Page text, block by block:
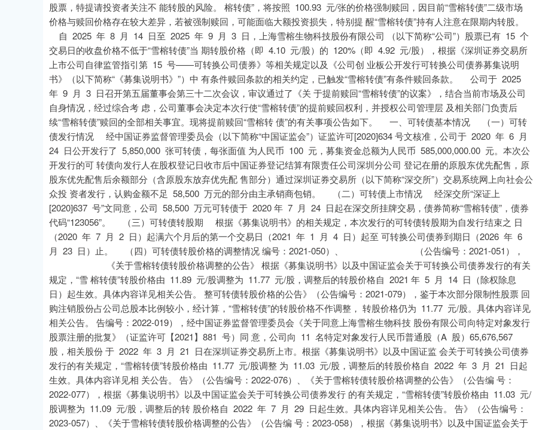
股票，特提请投资者关注不 能转股的风险。 榕转债”，将按照 100.93 元/张的价格强制赎回，因目前“雪榕转债”二级市场
价格与赎回价格存在较大差异，若被强制赎回，可能面临大额投资损失，特别提 醒“雪榕转债”持有人注意在限期内转股。
自 2025 年 8 月 14 日至 2025 年 9 月 3 日，上海雪榕生物科技股份有限公司 （以下简称“公司”）股票已有 15 个
交易日的收盘价格不低于“雪榕转债”当 期转股价格（即 4.10 元/股）的 120%（即 4.92 元/股），根据《深圳证券交易所
上市公司自律监管指引第 15 号——可转换公司债券》等相关规定以及《公司创 业板公开发行可转换公司债券募集说明
书》（以下简称“《募集说明书》”）中 有条件赎回条款的相关约定，已触发“雪榕转债”有条件赎回条款。 公司于 2025
年 9 月 3 日召开第五届董事会第三十二次会议，审议通过了《关 于提前赎回“雪榕转债”的议案》，结合当前市场及公司
自身情况，经过综合考 虑，公司董事会决定本次行使“雪榕转债”的提前赎回权利，并授权公司管理层 及相关部门负责后
续“雪榕转债”赎回的全部相关事宜。现将提前赎回“雪榕转 债”的有关事项公告如下。 一、可转债基本情况 （一）可转
债发行情况 经中国证券监督管理委员会（以下简称“中国证监会”）证监许可[2020]634 号文核准，公司于 2020 年 6 月
24 日公开发行了 5,850,000 张可转债，每张面值 为人民币 100 元，募集资金总额为人民币 585,000,000.00 元。本次公
开发行的可 转债向发行人在股权登记日收市后中国证券登记结算有限责任公司深圳分公司 登记在册的原股东优先配售，原
股东优先配售后余额部分（含原股东放弃优先配 售部分）通过深圳证券交易所（以下简称“深交所”）交易系统网上向社会公
众投 资者发行，认购金额不足 58,500 万元的部分由主承销商包销。 （二）可转债上市情况 经深交所“深证上
[2020]637 号”文同意，公司 58,500 万元可转债于 2020 年 7 月 24 日起在深交所挂牌交易，债券简称“雪榕转债”，债券
代码“123056”。 （三）可转债转股期 根据《募集说明书》的相关规定，本次发行的可转债转股期为自发行结束之 日
（2020 年 7 月 2 日）起满六个月后的第一个交易日（2021 年 1 月 4 日）起至 可转换公司债券到期日（2026 年 6
月 23 日）止。 （四）可转债转股价格的调整情况 编号：2021-050）、 （公告编号：2021-051），
《关于雪榕转债转股价格调整的公告》 根据《募集说明书》以及中国证监会关于可转换公司债券发行的有关
规定，“雪 榕转债”转股价格由 11.89 元/股调整为 11.77 元/股，调整后的转股价格自 2021 年 5 月 14 日（除权除息
日）起生效。具体内容详见相关公告。 整可转债转股价格的公告》（公告编号：2021-079），鉴于本次部分限制性股票 回
购注销股份占公司总股本比例较小，经计算，“雪榕转债”的转股价格不作调整， 转股价格仍为 11.77 元/股。具体内容详见
相关公告。 告编号：2022-019），经中国证券监督管理委员会《关于同意上海雪榕生物科技 股份有限公司向特定对象发行
股票注册的批复》（证监许可【2021】881 号）同 意，公司向 11 名特定对象发行人民币普通股（A 股）65,676,567
股，相关股份 于 2022 年 3 月 21 日在深圳证券交易所上市。根据《募集说明书》以及中国证监 会关于可转换公司债券
发行的有关规定，“雪榕转债”转股价格由 11.77 元/股调整 为 11.03 元/股，调整后的转股价格自 2022 年 3 月 21 日起
生效。具体内容详见相 关公告。 告》（公告编号：2022-076）、《关于雪榕转债转股价格调整的公告》（公告编 号：
2022-077），根据《募集说明书》以及中国证监会关于可转换公司债券发行 的有关规定，“雪榕转债”转股价格由 11.03 元/
股调整为 11.09 元/股，调整后的转 股价格自 2022 年 7 月 29 日起生效。具体内容详见相关公告。 告》（公告编号：
2023-057）、《关于雪榕转债转股价格调整的公告》（公告编 号：2023-058），根据《募集说明书》以及中国证监会关于